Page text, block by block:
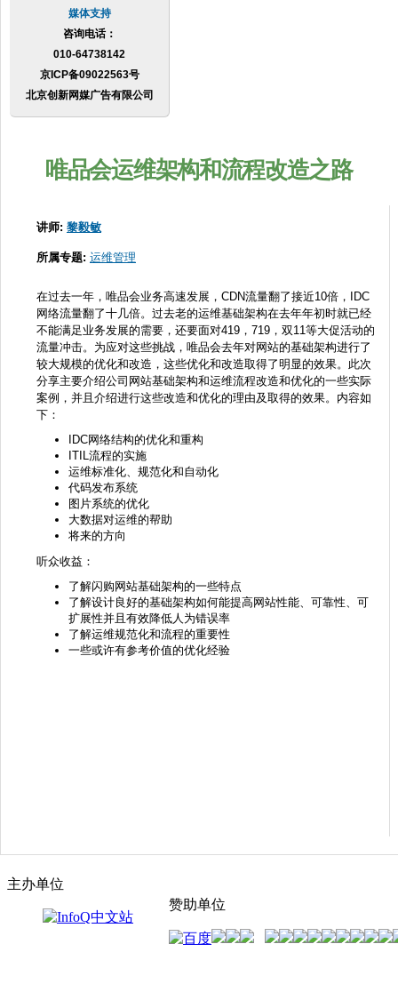
媒体支持
咨询电话：
010-64738142
京ICP备09022563号
北京创新网媒广告有限公司
唯品会运维架构和流程改造之路
讲师: 黎毅敏
所属专题: 运维管理
在过去一年，唯品会业务高速发展，CDN流量翻了接近10倍，IDC
网络流量翻了十几倍。过去老的运维基础架构在去年年初时就已经
不能满足业务发展的需要，还要面对419，719，双11等大促活动的
流量冲击。为应对这些挑战，唯品会去年对网站的基础架构进行了
较大规模的优化和改造，这些优化和改造取得了明显的效果。此次
分享主要介绍公司网站基础架构和运维流程改造和优化的一些实际
案例，并且介绍进行这些改造和优化的理由及取得的效果。内容如
下：
IDC网络结构的优化和重构
ITIL流程的实施
运维标准化、规范化和自动化
代码发布系统
图片系统的优化
大数据对运维的帮助
将来的方向
听众收益：
了解闪购网站基础架构的一些特点
了解设计良好的基础架构如何能提高网站性能、可靠性、可
扩展性并且有效降低人为错误率
了解运维规范化和流程的重要性
一些或许有参考价值的优化经验